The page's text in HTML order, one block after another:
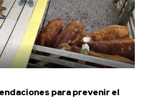
para prevenir el